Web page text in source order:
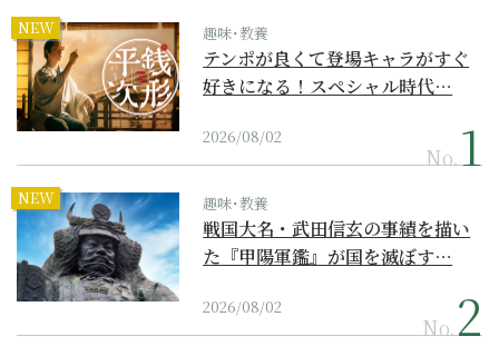
NEW 趣味･教養
テンポが良くて登場キャラがすぐ
好きになる！スペシャル時代…
2026/08/02
No.
NEW 趣味･教養
戦国大名・武田信玄の事績を描い
た『甲陽軍鑑』が国を滅ぼす…
2026/08/02
No.